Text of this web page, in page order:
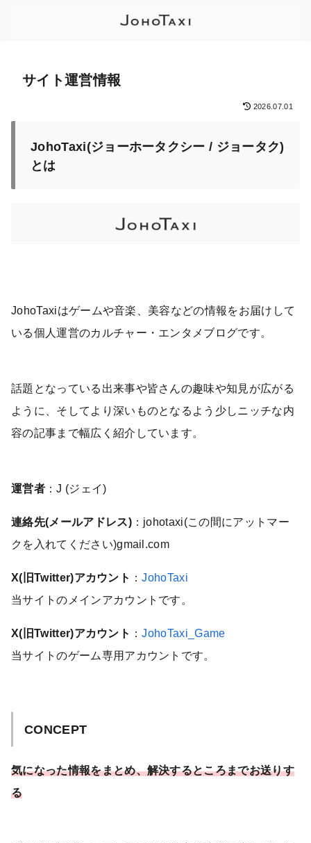
サイト運営情報
2026.07.01
JohoTaxi(ジョーホータクシー / ジョータク)
とは
JohoTaxiはゲームや音楽、美容などの情報をお届けして
いる個人運営のカルチャー・エンタメブログです。
話題となっている出来事や皆さんの趣味や知見が広がる
ように、そしてより深いものとなるよう少しニッチな内
容の記事まで幅広く紹介しています。
運営者：J (ジェイ)
連絡先(メールアドレス)：johotaxi(この間にアットマー
クを入れてください)gmail.com
X(旧Twitter)アカウント ：JohoTaxi
当サイトのメインアカウントです。
X(旧Twitter)アカウント ：JohoTaxi_Game
当サイトのゲーム専用アカウントです。
CONCEPT
気になった情報をまとめ、解決するところまでお送りす
る